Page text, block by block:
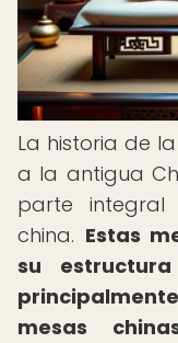
La historia de
a la antigua
parte
china. Estas
su
mesas